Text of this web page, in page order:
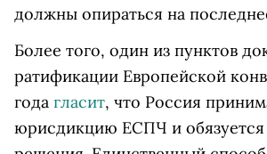
должны опираться на
Более того, один из пунктов
ратификации Европейской
года гласит, что Россия
юрисдикцию ЕСПЧ и обязуется